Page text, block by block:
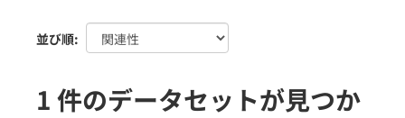
並び順
1 件のデータセットが見つか